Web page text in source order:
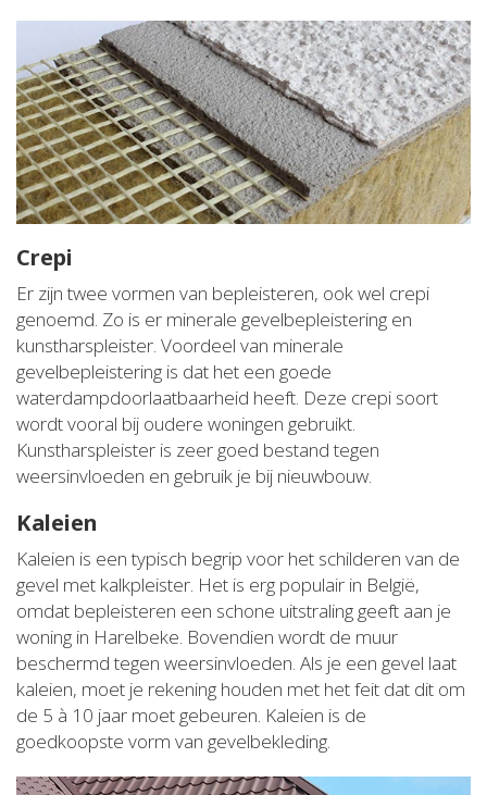
Crepi
Er zijn twee vormen van bepleisteren, ook wel crepi
genoemd. Zo is er minerale gevelbepleistering en
kunstharspleister. Voordeel van minerale
gevelbepleistering is dat het een goede
waterdampdoorlaatbaarheid heeft. Deze crepi soort
wordt vooral bij oudere woningen gebruikt.
Kunstharspleister is zeer goed bestand tegen
weersinvloeden en gebruik je bij nieuwbouw.
Kaleien
Kaleien is een typisch begrip voor het schilderen van de
gevel met kalkpleister. Het is erg populair in België,
omdat bepleisteren een schone uitstraling geeft aan je
woning in Harelbeke. Bovendien wordt de muur
beschermd tegen weersinvloeden. Als je een gevel laat
kaleien, moet je rekening houden met het feit dat dit om
de 5 à 10 jaar moet gebeuren. Kaleien is de
goedkoopste vorm van gevelbekleding.